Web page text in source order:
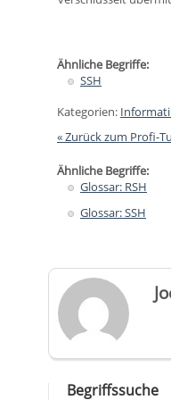
Ähnliche Begriffe:
SSH
Kategorien:
« Zurück zum Profi-
Ähnliche Begriffe:
Glossar: RSH
Glossar: SSH
Begriffssuche